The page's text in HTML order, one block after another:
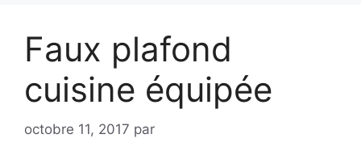
Faux plafond
cuisine équipée
octobre 11, 2017 par